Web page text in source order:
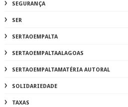
SEGURANÇA
SER
SERTAOEMPALTA
SERTAOEMPALTAALAGOAS
SERTAOEMPALTAMATÉRIA AUTORAL
SOLIDARIEDADE
TAXAS